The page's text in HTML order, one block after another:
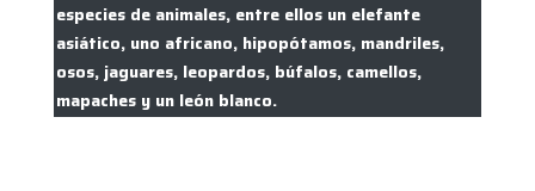
especies de animales, entre ellos un elefante
asiático, uno africano, hipopótamos, mandriles,
osos, jaguares, leopardos, búfalos, camellos,
mapaches y un león blanco.